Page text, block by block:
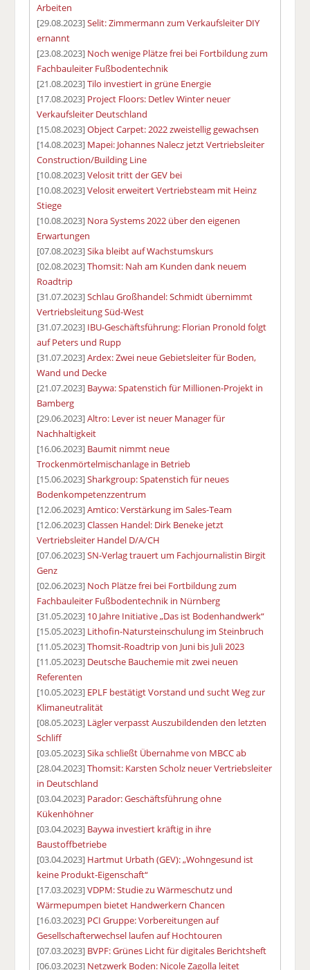
Arbeiten
[29.08.2023]Selit: Zimmermann zum Verkaufsleiter DIY
ernannt
[23.08.2023] Noch wenige Plätze frei bei Fortbildung zum
Fachbauleiter Fußbodentechnik
[21.08.2023]Tilo investiert in grüne Energie
[17.08.2023] Project Floors: Detlev Winter neuer
Verkaufsleiter Deutschland
[15.08.2023]Object Carpet: 2022 zweistellig gewachsen
[14.08.2023] Mapei: Johannes Nalecz jetzt Vertriebsleiter
Construction/Building Line
[10.08.2023]Velosit tritt der GEV bei
[10.08.2023]Velosit erweitert Vertriebsteam mit Heinz
Stiege
[10.08.2023] Nora Systems 2022 über den eigenen
Erwartungen
[07.08.2023]Sika bleibt auf Wachstumskurs
[02.08.2023]Thomsit: Nah am Kunden dank neuem
Roadtrip
[31.07.2023]Schlau Großhandel: Schmidt übernimmt
Vertriebsleitung Süd-West
[31.07.2023] IBU-Geschäftsführung: Florian Pronold folgt
auf Peters und Rupp
[31.07.2023]Ardex: Zwei neue Gebietsleiter für Boden,
Wand und Decke
[21.07.2023] Baywa: Spatenstich für Millionen-Projekt in
Bamberg
[29.06.2023]Altro: Lever ist neuer Manager für
Nachhaltigkeit
[16.06.2023] Baumit nimmt neue
Trockenmörtelmischanlage in Betrieb
[15.06.2023]Sharkgroup: Spatenstich für neues
Bodenkompetenzzentrum
[12.06.2023]Amtico: Verstärkung im Sales-Team
[12.06.2023]Classen Handel: Dirk Beneke jetzt
Vertriebsleiter Handel D/A/CH
[07.06.2023]SN-Verlag trauert um Fachjournalistin Birgit
Genz
[02.06.2023] Noch Plätze frei bei Fortbildung zum
Fachbauleiter Fußbodentechnik in Nürnberg
[31.05.2023] 10 Jahre Initiative „Das ist Bodenhandwerk“
[15.05.2023] Lithofin-Natursteinschulung im Steinbruch
[11.05.2023]Thomsit-Roadtrip von Juni bis Juli 2023
[11.05.2023] Deutsche Bauchemie mit zwei neuen
Referenten
[10.05.2023] EPLF bestätigt Vorstand und sucht Weg zur
Klimaneutralität
[08.05.2023] Lägler verpasst Auszubildenden den letzten
Schliff
[03.05.2023]Sika schließt Übernahme von MBCC ab
[28.04.2023]Thomsit: Karsten Scholz neuer Vertriebsleiter
in Deutschland
[03.04.2023] Parador: Geschäftsführung ohne
Kükenhöhner
[03.04.2023] Baywa investiert kräftig in ihre
Baustoffbetriebe
[03.04.2023] Hartmut Urbath (GEV): „Wohngesund ist
keine Produkt-Eigenschaft“
[17.03.2023]VDPM: Studie zu Wärmeschutz und
Wärmepumpen bietet Handwerkern Chancen
[16.03.2023] PCI Gruppe: Vorbereitungen auf
Gesellschafterwechsel laufen auf Hochtouren
[07.03.2023] BVPF: Grünes Licht für digitales Berichtsheft
[06.03.2023] Netzwerk Boden: Nicole Zagolla leitet